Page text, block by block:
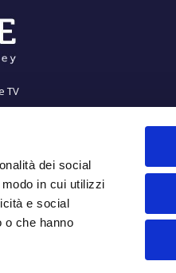
dei social
in cui utilizzi
e social
o che hanno
TV